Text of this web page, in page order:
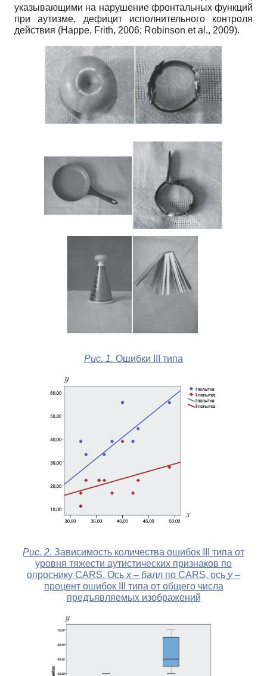
указывающими на нарушение фронтальных функций
при аутизме, дефицит исполнительного контроля
действия (Happe, Frith, 2006; Robinson et al., 2009).
Рис. 1. Ошибки III типа
Рис. 2. Зависимость количества ошибок III типа от
уровня тяжести аутистических признаков по
опроснику CARS. Ось x – балл по CARS, ось y–
процент ошибок III типа от общего числа
предъявляемых изображений